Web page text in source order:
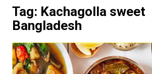
Tag: Kachagolla sweet
Bangladesh